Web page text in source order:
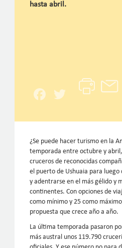
hasta abril.
Facebook
Twitter
¿Se puede hacer turismo en la
temporada entre octubre y
cruceros de reconocidas
el puerto de Ushuaia para luego
y adentrarse en el más gélido y
continentes. Con opciones de
como mínimo y 25 como
propuesta que crece año a año.
La última temporada pasaron
más austral unos 119.790